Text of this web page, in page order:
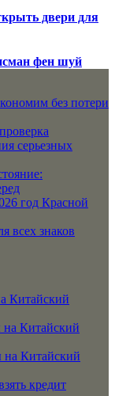
двери для
фен шуй
без потери
серьезных
год Красной
всех знаков
Китайский
Китайский
Китайский
кредит